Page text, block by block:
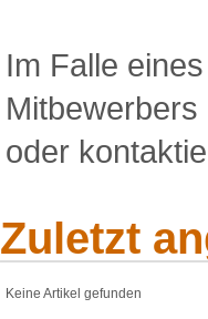
Im Falle
oder
Zuletzt
Keine Artikel gefunden